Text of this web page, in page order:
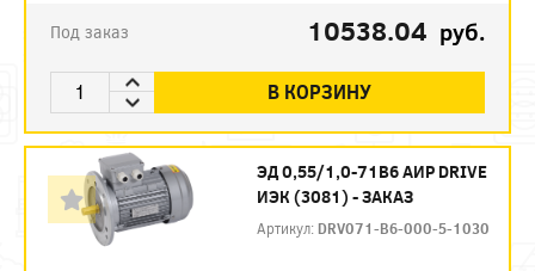
Под заказ 10538.04 руб.
В КОРЗИНУ
ЭД 0,55/1,0-71В6 АИР DRIVE
ИЭК (3081) - ЗАКАЗ
Артикул:DRV071-B6-000-5-1030